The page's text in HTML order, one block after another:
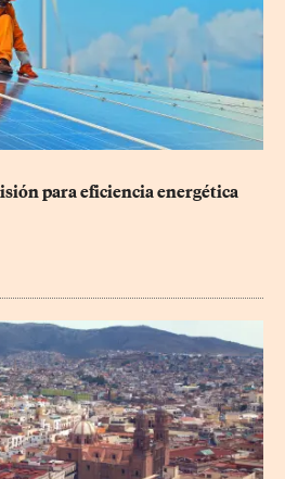
para eficiencia energética